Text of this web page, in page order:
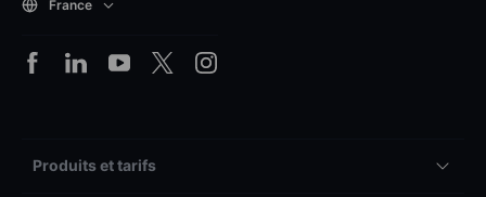
France
Produits et tarifs